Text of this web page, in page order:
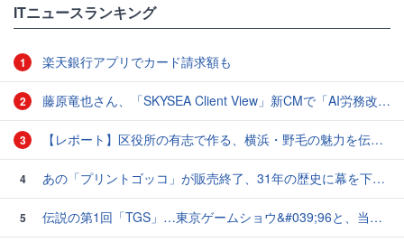
ITニュースランキング
1 楽天銀行アプリでカード請求額も
2 藤原竜也さん、「SKYSEA Client View」新CMで「AI労務改善」をアピール 働き方をAIが分析したら「すぐに休んで」と言われる？
3 【レポート】区役所の有志で作る、横浜・野毛の魅力を伝えるCM
4 あの「プリントゴッコ」が販売終了、31年の歴史に幕を下ろす
5
伝説の第1回「TGS」…東京ゲームショウ&#039;96と、当時のベストゲーム10本：レトロゲーム浪漫街道